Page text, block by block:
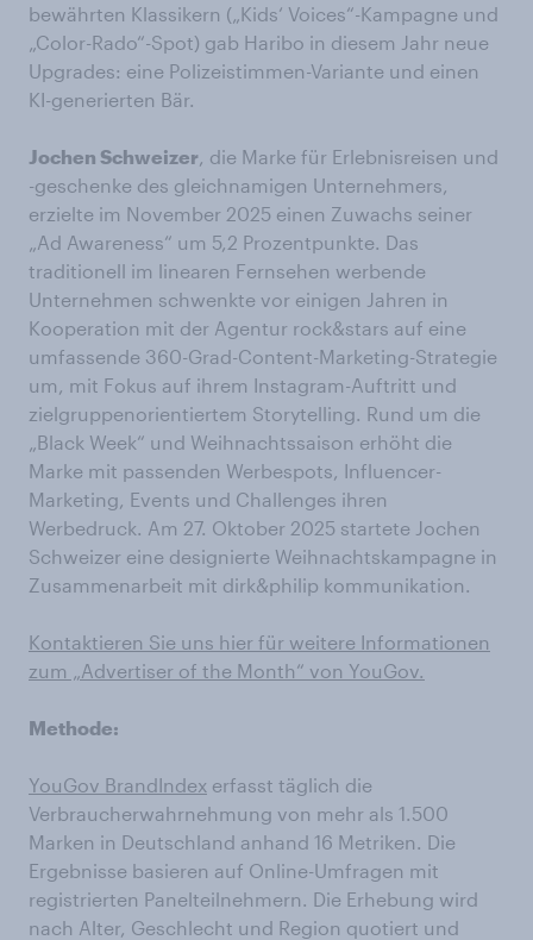
bewährten Klassikern („Kids‘ Voices“-Kampagne und
„Color-Rado“-Spot) gab Haribo in diesem Jahr neue
Upgrades: eine Polizeistimmen-Variante und einen
KI-generierten Bär.
Jochen Schweizer , die Marke für Erlebnisreisen und
-geschenke des gleichnamigen Unternehmers,
erzielte im November 2025 einen Zuwachs seiner
„Ad Awareness“ um 5,2 Prozentpunkte. Das
traditionell im linearen Fernsehen werbende
Unternehmen schwenkte vor einigen Jahren in
Kooperation mit der Agentur rock&stars auf eine
umfassende 360-Grad-Content-Marketing-Strategie
um, mit Fokus auf ihrem Instagram-Auftritt und
zielgruppenorientiertem Storytelling. Rund um die
„Black Week“ und Weihnachtssaison erhöht die
Marke mit passenden Werbespots, Influencer-
Marketing, Events und Challenges ihren
Werbedruck. Am 27. Oktober 2025 startete Jochen
Schweizer eine designierte Weihnachtskampagne in
Zusammenarbeit mit dirk&philip kommunikation.
Kontaktieren Sie uns hier für weitere Informationen
zum „Advertiser of the Month“ von YouGov.
Methode:
YouGov BrandIndex erfasst täglich die
Verbraucherwahrnehmung von mehr als 1.500
Marken in Deutschland anhand 16 Metriken. Die
Ergebnisse basieren auf Online-Umfragen mit
registrierten Panelteilnehmern. Die Erhebung wird
nach Alter, Geschlecht und Region quotiert und